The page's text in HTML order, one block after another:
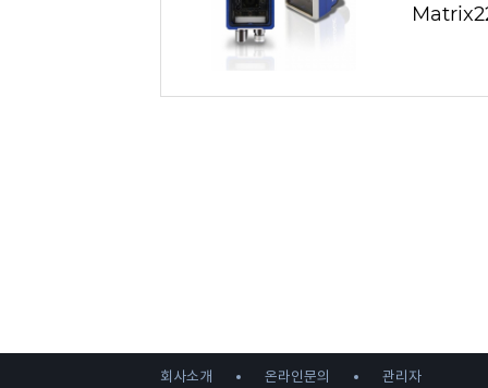
회사소개 온라인문의 관리자